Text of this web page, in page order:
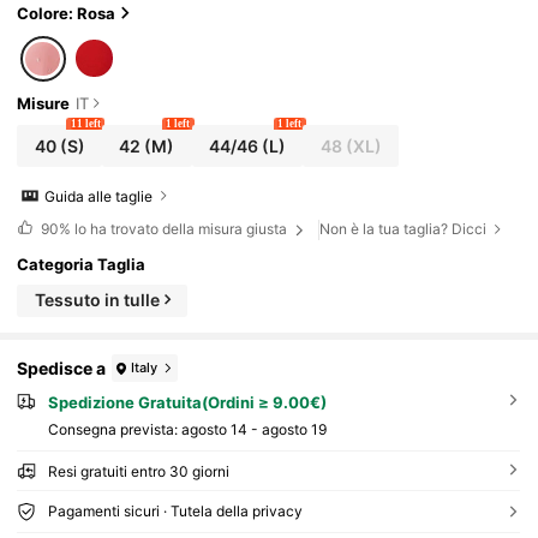
Colore: Rosa
Misure IT
40(S)
11 left
42 (M)
1 left
44/46(L)
1 left
48 (XL)
Guida alle taglie
90% lo ha trovato della misura giusta Non è la tua taglia? Dicci
Categoria Taglia
Tessuto in tulle
Spedisce a Italy
Spedizione Gratuita(Ordini ≥ 9.00€)
Consegna prevista: agosto 14 - agosto 19
Resi gratuiti entro 30 giorni
Pagamenti sicuri · Tutela della privacy